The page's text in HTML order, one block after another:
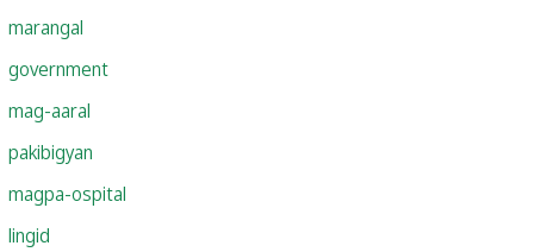
marangal
government
mag-aaral
pakibigyan
magpa-ospital
lingid